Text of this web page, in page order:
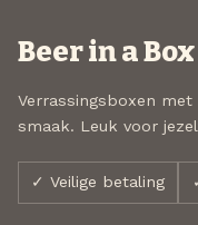
Beer in a Box
Verrassingsboxen
smaak. Leuk voor
✓ Veilige betaling